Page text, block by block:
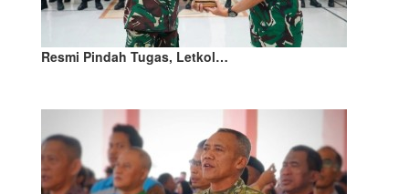
Resmi Pindah Tugas, Letkol…